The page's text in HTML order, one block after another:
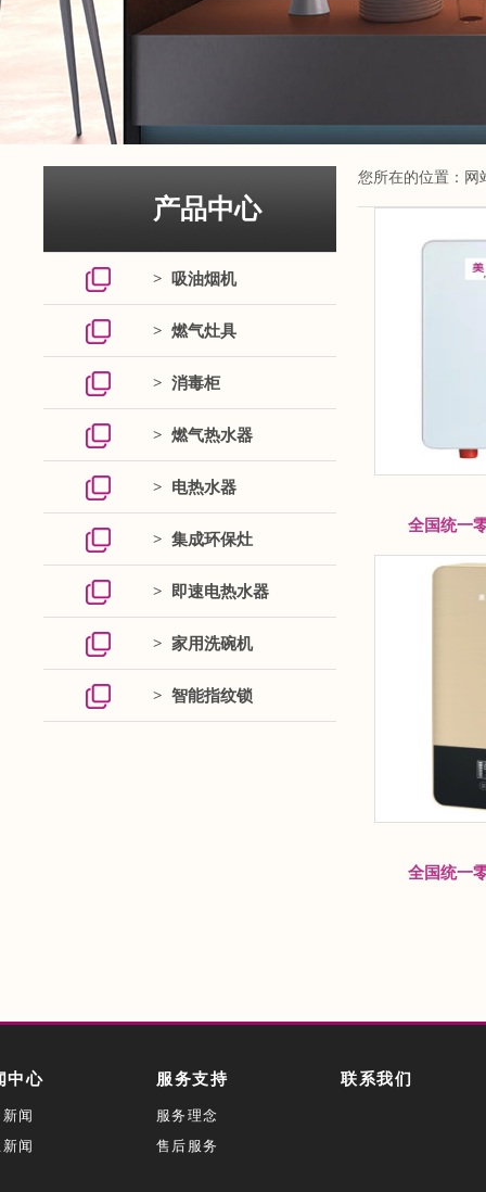
产品中心
> 吸油烟机
> 燃气灶具
> 消毒柜
> 燃气热水器
> 电热水器
> 集成环保灶
> 即速电热水器
> 家用洗碗机
> 智能指纹锁
您所在的位置： 网
全国统一
全国统一
中心
闻
闻
服务支持
服务理念
售后服务
联系我们